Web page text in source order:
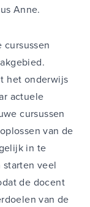
Anne.
cursussen
het onderwijs
actuele
cursussen
van de
in te
veel
de docent
van de